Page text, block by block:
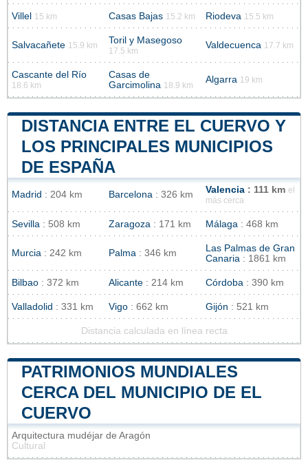
Villel 15 km Casas Bajas 15.2 km Riodeva 15.5 km
Salvacañete 15.9 km Toril y Masegoso
17.5 km
Valdecuenca 17.7 km
Cascante del Río
18.6 km
Casas de
Garcimolina 18.9 km
Algarra 19 km
DISTANCIA ENTRE EL CUERVO Y
LOS PRINCIPALES MUNICIPIOS
DE ESPAÑA
Madrid : 204 km Barcelona : 326 km Valencia : 111 km el
más cerca
Sevilla : 508 km Zaragoza : 171 km Málaga : 468 km
Murcia : 242 km Palma : 346 km
Las Palmas de Gran
Canaria : 1861 km
Bilbao : 372 km Alicante : 214 km Córdoba : 390 km
Valladolid : 331 km Vigo : 662 km Gijón : 521 km
Distancia calculada en línea recta
PATRIMONIOS MUNDIALES
CERCA DEL MUNICIPIO DE EL
CUERVO
Arquitectura mudéjar de Aragón
Cultural